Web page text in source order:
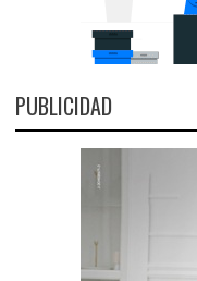
PUBLICIDAD